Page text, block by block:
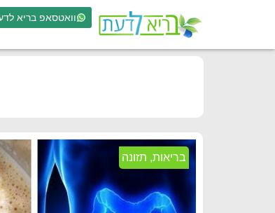
וואטסאפ בריא
בריאות, תזונה